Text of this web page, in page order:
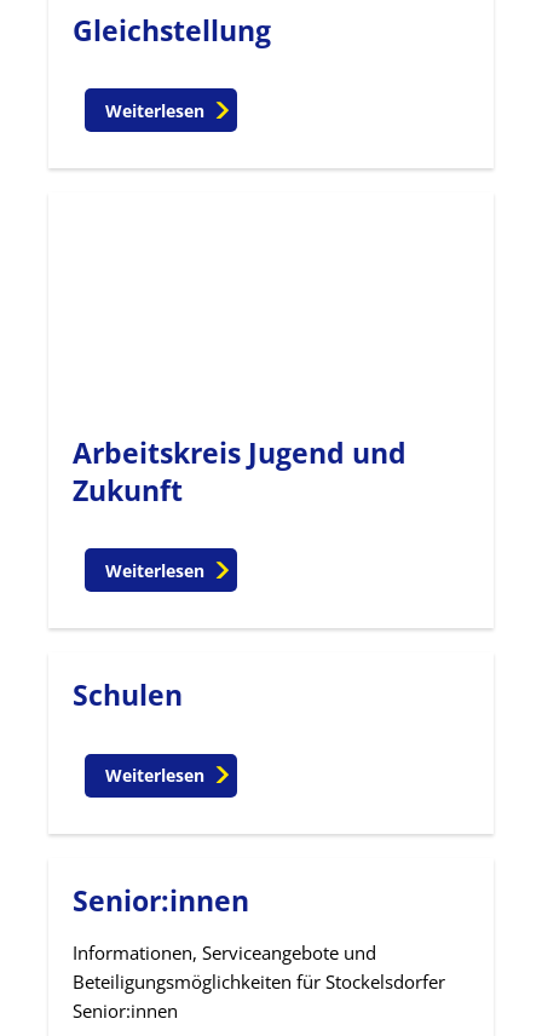
Gleichstellung
Weiterlesen
Arbeitskreis Jugend und
Zukunft
Weiterlesen
Schulen
Weiterlesen
Senior:innen
Informationen, Serviceangebote und
Beteiligungsmöglichkeiten für Stockelsdorfer
Senior:innen